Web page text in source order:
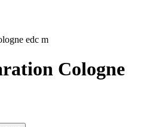
edc m
Cologne